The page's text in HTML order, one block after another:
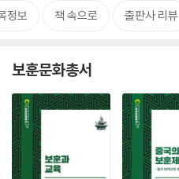
정보 책 속으로 출판사 리뷰
보훈문화총서